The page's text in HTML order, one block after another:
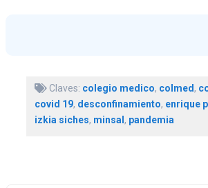
Claves: colegio medico, colmed ,
covid 19, desconfinamiento, enrique
izkia siches, minsal , pandemia